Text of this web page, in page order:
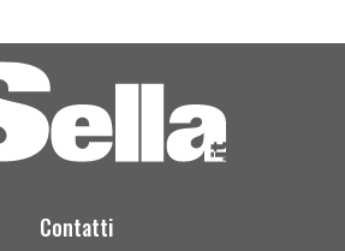
Contatti